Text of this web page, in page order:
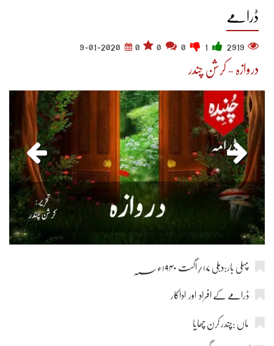
ڈرامے
2919
0
9-01-2020
دروازہ - کرشن چندر
پہلی بار:دہلی ۱۷/اگست ۱۹۴۰ء؁
ڈرامے کے افراد اور اداکار
ماں :چندر کرن چھایا